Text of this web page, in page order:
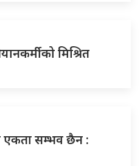
मिश्रित
एकता सम्भव छैन :